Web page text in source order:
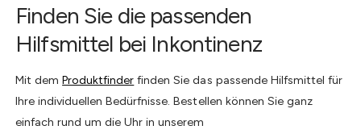
Finden Sie die passenden
Hilfsmittel bei Inkontinenz
Mit demProduktfinder finden Sie das passende Hilfsmittel für
Ihre individuellen Bedürfnisse. Bestellen können Sie ganz
einfach rund um die Uhr in unserem